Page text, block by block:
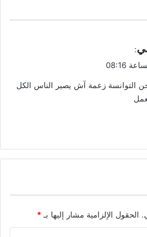
:
التوانسة زعمة آش يصير الناس الكل
الحقول الإلزامية مشار إليها بـ *